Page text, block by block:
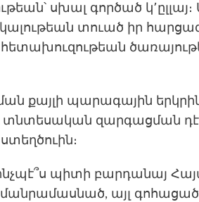
սխալ գործած
տուած իր
քայլի պարագային
զարգացման դէմ
պիտի բարդանայ
այլ գոհացած